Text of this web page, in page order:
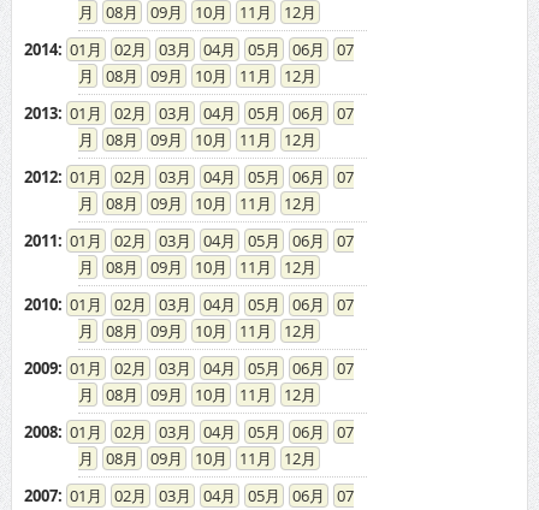
08
09 10 11
12
2014: 01 02 03 04 05 06
07
08
09 10 11
12
2013: 01 02 03 04 05 06
07
08
09 10 11
12
2012: 01 02 03 04 05 06
07
08
09 10 11
12
2011: 01 02 03 04 05 06
07
08
09 10 11
12
2010: 01 02 03 04 05 06
07
08
09 10 11
12
2009: 01 02 03 04 05 06
07
08
09 10 11
12
2008: 01 02 03 04 05 06
07
08
09 10 11
12
2007: 01 02 03 04 05 06
07